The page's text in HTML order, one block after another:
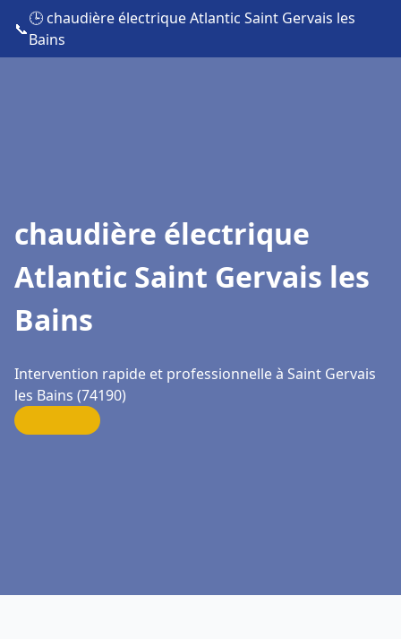
📞
🕒 chaudière électrique Atlantic Saint Gervais les
Bains
chaudière électrique
Atlantic Saint Gervais les
Bains
Intervention rapide et professionnelle à Saint Gervais
les Bains (74190)